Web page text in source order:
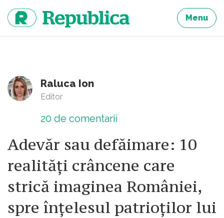
continut
Menu
Raluca Ion
Editor
20 de comentarii
Adevăr sau defăimare: 10
realități crâncene care
strică imaginea României,
spre înțelesul patrioților lui